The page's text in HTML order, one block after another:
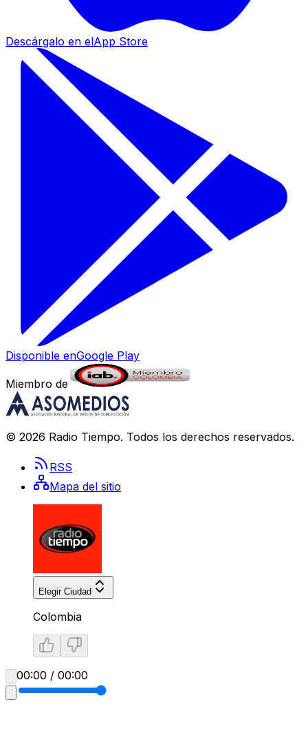
Descárgalo en elApp Store
Disponible enGoogle Play
Miembro de
© 2026 Radio Tiempo. Todos los derechos reservados.
RSS
Mapa del sitio
Elegir Ciudad
Colombia
00:00 / 00:00